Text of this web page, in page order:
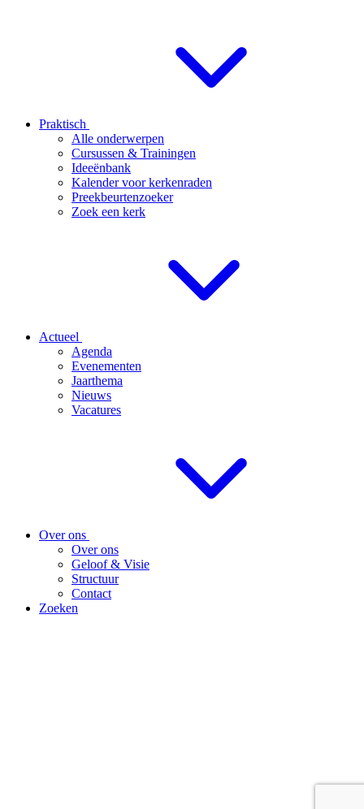
Praktisch
Alle onderwerpen
Cursussen & Trainingen
Ideeënbank
Kalender voor kerkenraden
Preekbeurtenzoeker
Zoek een kerk
Actueel
Agenda
Evenementen
Jaarthema
Nieuws
Vacatures
Over ons
Over ons
Geloof & Visie
Structuur
Contact
Zoeken